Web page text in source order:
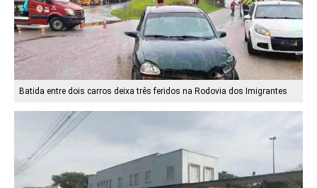
Batida entre dois carros deixa três feridos na Rodovia dos Imigrantes